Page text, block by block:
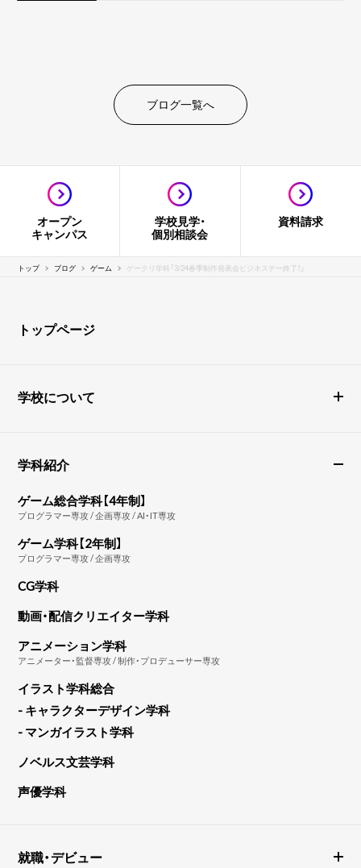
ブログ一覧へ
オープン
キャンパス
学校見学・
個別相談会
資料請求
トップ ブログ ゲーム ゲークリ学科「3/24春季制作発表会ビジネスデー終了！」
トップページ
学校について
学科紹介
ゲーム総合学科【4年制】
プログラマー専攻 / 企画専攻 / AI・IT専攻
ゲーム学科【2年制】
プログラマー専攻 / 企画専攻
CG学科
動画・配信クリエイター学科
アニメーション学科
アニメーター・監督専攻 / 制作・プロデューサー専攻
イラスト学科総合
- キャラクターデザイン学科
- マンガイラスト学科
ノベルス文芸学科
声優学科
就職・デビュー